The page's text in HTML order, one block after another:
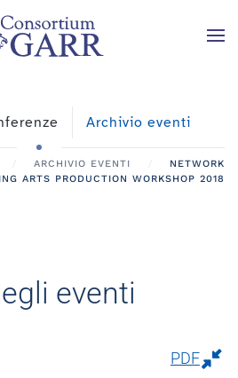
Archivio eventi
ARCHIVIO EVENTI
NETWORK
ARTS PRODUCTION WORKSHOP 2018
eventi
PDF